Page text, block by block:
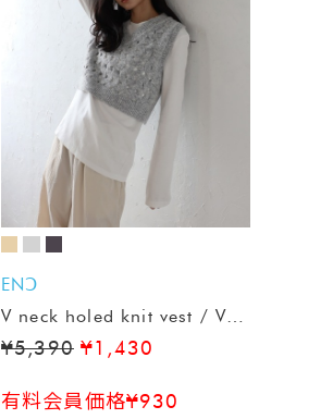
ENↃ
V neck holed knit vest / Vネ
ックホールニットベスト
¥5,390 ¥1,430
有料会員価格¥930